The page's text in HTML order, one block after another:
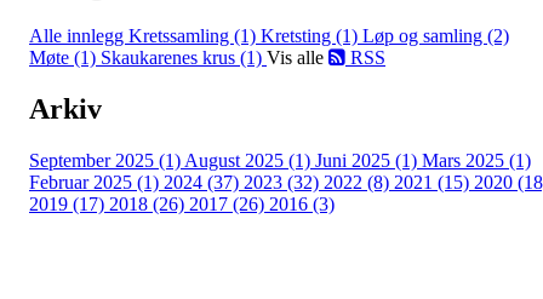
Alle innlegg Kretssamling (1) Kretsting (1) Løp og samling (2)
Møte (1) Skaukarenes krus (1) Vis alle RSS
Arkiv
September 2025 (1) August 2025 (1) Juni 2025 (1) Mars 2025 (1)
Februar 2025 (1) 2024 (37) 2023 (32) 2022 (8) 2021 (15) 2020
2019 (17) 2018 (26) 2017 (26) 2016 (3)